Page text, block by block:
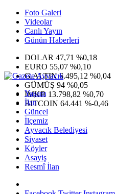
Foto Galeri
Videolar
Canlı Yayın
Günün Haberleri
DOLAR 47,71 %0,18
EURO 55,07 %0,10
G.ALTIN6.495,12 %0,04
GÜMÜŞ 94 %0,05
IMKB 13.798,82 %0,70
BITCOIN 64.441 %-0,46
Yaşam
İlan
Güncel
İlçemiz
Ayvacık Belediyesi
Siyaset
Köyler
Asayiş
Resmî İlan